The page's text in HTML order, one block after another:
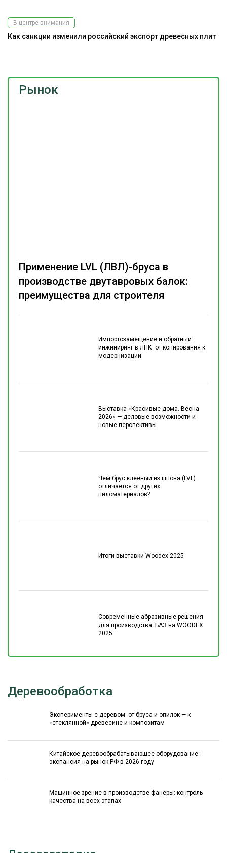
Рынок
Импортозамещение и обратный
инжиниринг в ЛПК: от копирования к
модернизации
Выставка «Красивые дома. Весна
2026» — деловые возможности и
новые перспективы
Чем брус клеёный из шпона (LVL)
отличается от других
пиломатериалов?
Итоги выставки Woodex 2025
Современные абразивные решения
для производства: БАЗ на WOODEX
2025
Применение LVL (ЛВЛ)-бруса в
производстве двутавровых балок:
преимущества для строителя
В центре внимания
Как санкции изменили российский экспорт древесных плит
Деревообработка
Эксперименты с деревом: от бруса и опилок — к
«стеклянной» древесине и композитам
Китайское деревообрабатывающее оборудование:
экспансия на рынок РФ в 2026 году
Машинное зрение в производстве фанеры: контроль
качества на всех этапах